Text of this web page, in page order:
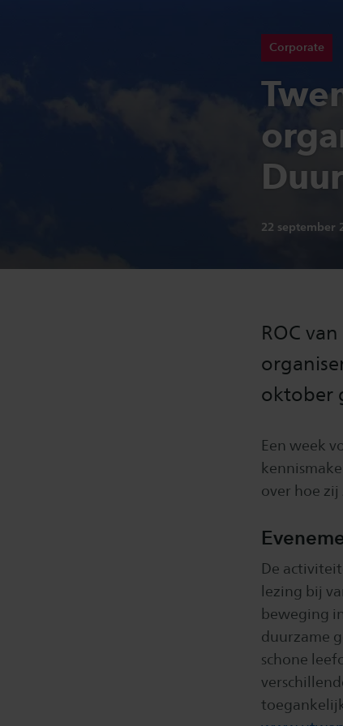
Corporate
22 september
ROC
oktober
Een week
over hoe zij
De
lezing bij
beweging
duurzame
schone